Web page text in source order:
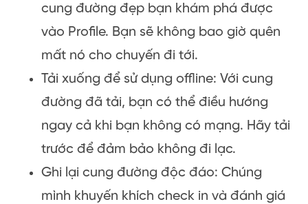
cung đường đẹp bạn khám phá được
vào Profile. Bạn sẽ không bao giờ quên
mất nó cho chuyến đi tới.
Tải xuống để sử dụng offline: Với cung
đường đã tải, bạn có thể điều hướng
ngay cả khi bạn không có mạng. Hãy tải
trước để đảm bảo không đi lạc.
Ghi lại cung đường độc đáo: Chúng
mình khuyến khích check in và đánh giá